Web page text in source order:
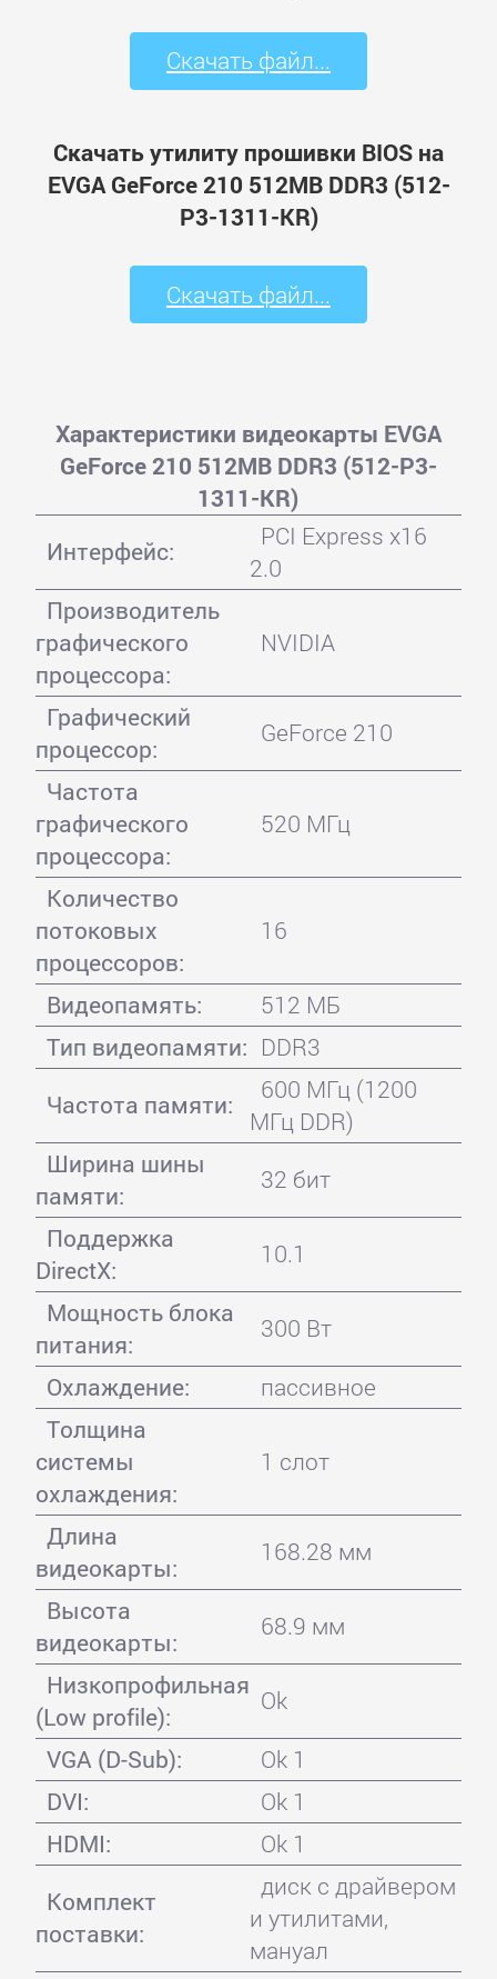
Скачать файл...
Скачать утилиту прошивки BIOS на
EVGA GeForce 210 512MB DDR3 (512-
P3-1311-KR)
Скачать файл...
Характеристики видеокарты EVGA
GeForce 210 512MB DDR3 (512-P3-
1311-KR)
Интерфейс:
PCI Express x16
2.0
Производитель
графического
процессора:
NVIDIA
Графический
процессор:
GeForce 210
Частота
графического
процессора:
520 МГц
Количество
потоковых
процессоров:
16
Видеопамять:
512 МБ
Тип видеопамяти: DDR3
Частота памяти:
600 МГц (1200
МГц DDR)
Ширина шины
памяти:
32 бит
Поддержка
DirectX:
10.1
Мощность блока
питания:
300 Вт
Охлаждение:
пассивное
Толщина
системы
охлаждения:
1 слот
Длина
видеокарты:
168.28 мм
Высота
видеокарты:
68.9 мм
Низкопрофильная
(Low profile):
Ok
VGA (D-Sub):
Ok 1
DVI:
Ok 1
HDMI:
Ok 1
Комплект
поставки:
диск с драйвером
и утилитами,
мануал